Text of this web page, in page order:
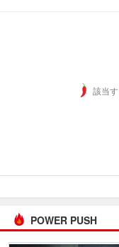
該当
POWER PUSH